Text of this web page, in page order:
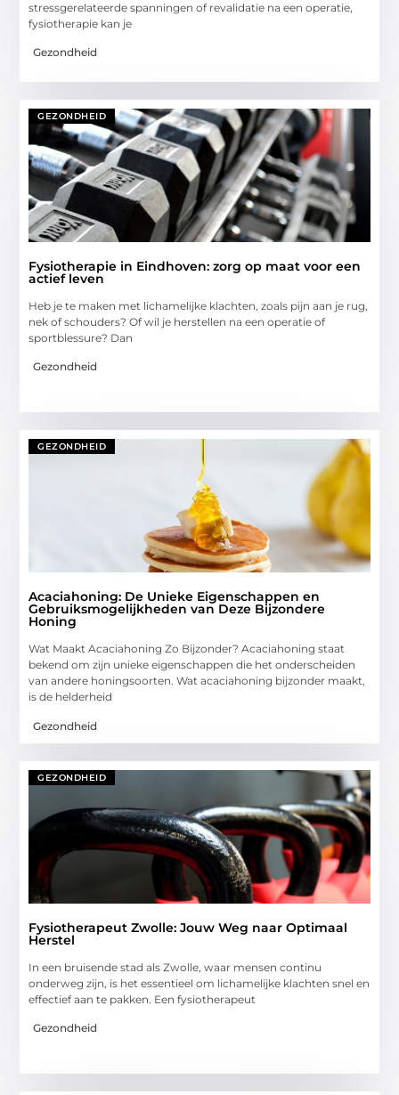
stressgerelateerde spanningen of revalidatie na een operatie,
fysiotherapie kan je
Gezondheid
GEZONDHEID
Fysiotherapie in Eindhoven: zorg op maat voor een
actief leven
Heb je te maken met lichamelijke klachten, zoals pijn aan je rug,
nek of schouders? Of wil je herstellen na een operatie of
sportblessure? Dan
Gezondheid
GEZONDHEID
Acaciahoning: De Unieke Eigenschappen en
Gebruiksmogelijkheden van Deze Bijzondere
Honing
Wat Maakt Acaciahoning Zo Bijzonder? Acaciahoning staat
bekend om zijn unieke eigenschappen die het onderscheiden
van andere honingsoorten. Wat acaciahoning bijzonder maakt,
is de helderheid
Gezondheid
GEZONDHEID
Fysiotherapeut Zwolle: Jouw Weg naar Optimaal
Herstel
In een bruisende stad als Zwolle, waar mensen continu
onderweg zijn, is het essentieel om lichamelijke klachten snel en
effectief aan te pakken. Een fysiotherapeut
Gezondheid